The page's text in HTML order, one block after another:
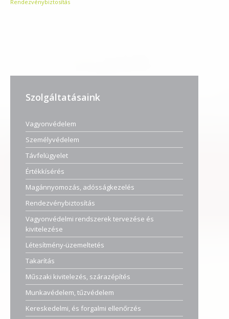
Rendezvénybiztosítás
Szolgáltatásaink
Vagyonvédelem
Személyvédelem
Távfelügyelet
Értékkísérés
Magánnyomozás, adósságkezelés
Rendezvénybiztosítás
Vagyonvédelmi rendszerek tervezése és
kivitelezése
Létesítmény-üzemeltetés
Takarítás
Műszaki kivitelezés, szárazépítés
Munkavédelem, tűzvédelem
Kereskedelmi, és forgalmi ellenőrzés